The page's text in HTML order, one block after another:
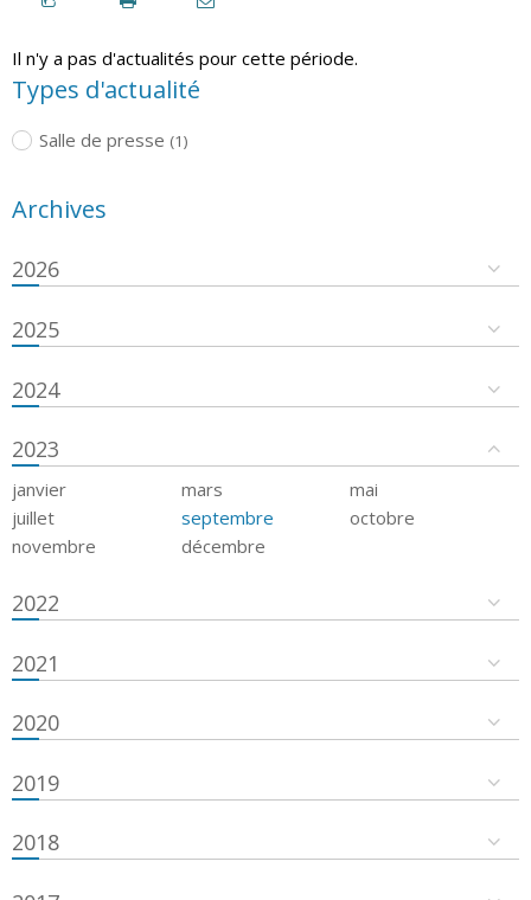
Il n'y a pas d'actualités pour cette période.
Types d'actualité
Salle de presse (1)
Archives
2026
2025
2024
2023
janvier mars
mai
juillet
septembre
octobre
novembre
décembre
2022
2021
2020
2019
2018